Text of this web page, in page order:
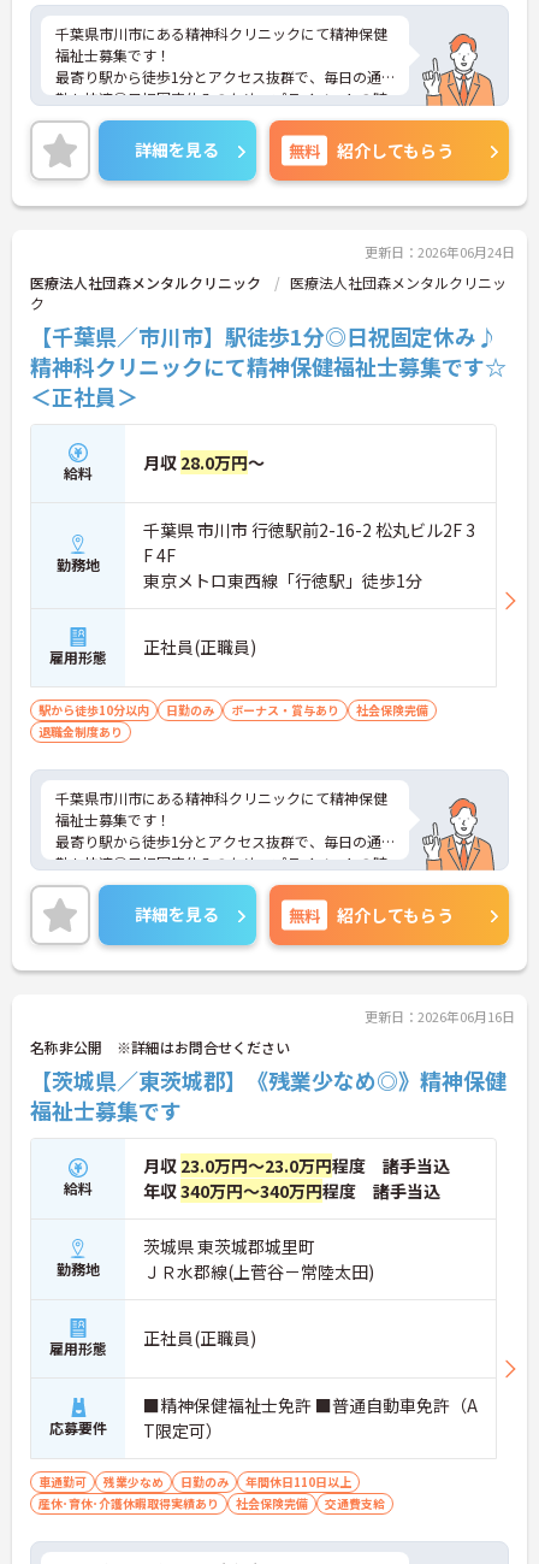
千葉県市川市にある精神科クリニックにて精神保健
福祉士募集です！
最寄り駅から徒歩1分とアクセス抜群で、毎日の通
勤も快適◎日祝固定休みのため、プライベートの時
間も大切にしながら働ける環境です♪ご興味のある
方には、面接対策ポイントなど、さらに詳細をご案
内しますのでお気軽にご相談ください！
詳細を見る 無料 紹介してもらう
更新日：2026年06月24日
医療法人社団森メンタルクリニック
医療法人社団森メンタルクリニッ
ク
【千葉県／市川市】駅徒歩1分◎日祝固定休み♪
精神科クリニックにて精神保健福祉士募集です☆
＜正社員＞
給料 月収 28.0万円～
勤務地
千葉県 市川市 行徳駅前2-16-2 松丸ビル2F 3
F 4F
東京メトロ東西線「行徳駅」徒歩1分
雇用形態 正社員(正職員)
駅から徒歩10分以内 日勤のみ ボーナス・賞与あり
社会保険完備
退職金制度あり
千葉県市川市にある精神科クリニックにて精神保健
福祉士募集です！
最寄り駅から徒歩1分とアクセス抜群で、毎日の通
勤も快適◎日祝固定休みのため、プライベートの時
間も大切にしながら働ける環境です♪ご興味のある
方には、面接対策ポイントなど、さらに詳細をご案
内しますのでお気軽にご相談ください！
詳細を見る 無料 紹介してもらう
更新日：2026年06月16日
名称非公開 ※詳細はお問合せください
【茨城県／東茨城郡】《残業少なめ◎》精神保健
福祉士募集です
給料
月収 23.0万円～23.0万円程度 諸手当込
年収340万円～340万円程度 諸手当込
勤務地
茨城県 東茨城郡城里町
ＪＲ水郡線(上菅谷－常陸太田)
雇用形態 正社員(正職員)
応募要件
■精神保健福祉士免許 ■普通自動車免許（A
T限定可）
車通勤可 残業少なめ 日勤のみ
年間休日110日以上
産休･育休･介護休暇取得実績あり
社会保険完備 交通費支給